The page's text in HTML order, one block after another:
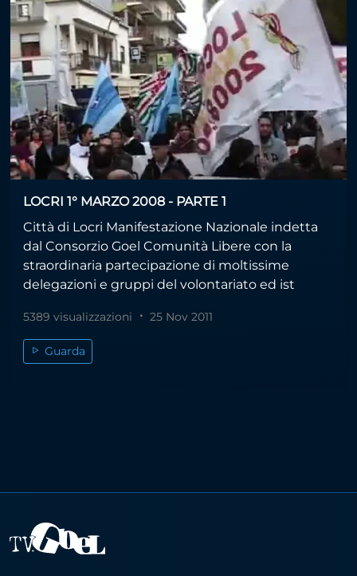
LOCRI 1° MARZO 2008 - PARTE 1
Città di Locri Manifestazione Nazionale indetta
dal Consorzio Goel Comunità Libere con la
straordinaria partecipazione di moltissime
delegazioni e gruppi del volontariato ed ist
5389 visualizzazioni 25 Nov 2011
Guarda